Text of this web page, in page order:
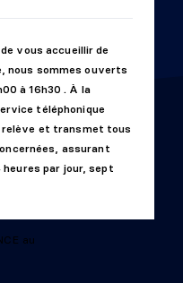
vous accueillir de
nous sommes ouverts
à 16h30 . À la
téléphonique
et transmet tous
assurant
par jour, sept